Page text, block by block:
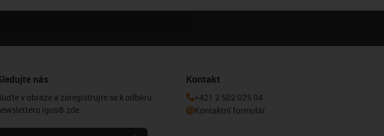
nás
v obraze a zaregistrujte se k odběru
igus® zde.
Kontakt
+421 2 502 025 04
Kontaktní formulář